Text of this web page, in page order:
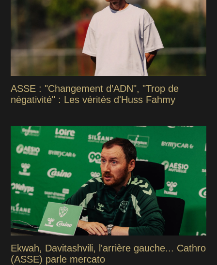
ASSE : "Changement d’ADN", "Trop de
négativité" : Les vérités d'Huss Fahmy
Ekwah, Davitashvili, l'arrière gauche... Cathro
(ASSE) parle mercato